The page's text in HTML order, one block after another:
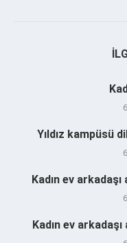
Yıldız kampüsü
Kadın ev
Kadın ev